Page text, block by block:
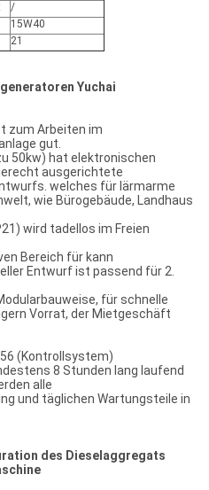
/
15W40
21
Yuchai
zum Arbeiten im
gut.
50kw) hat elektronischen
ausgerichtete
welches für lärmarme
wie Bürogebäude, Landhaus
wird tadellos im Freien
Bereich für kann
Entwurf ist passend für 2.
für schnelle
Vorrat, der Mietgeschäft
(Kontrollsystem)
8 Stunden lang laufend
alle
und täglichen Wartungsteile in
des Dieselaggregats